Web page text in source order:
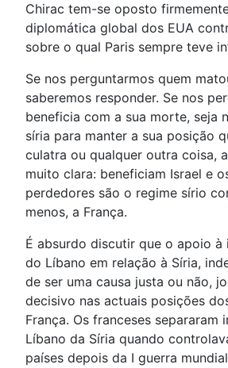
Chirac tem-se oposto
diplomática global dos EUA
sobre o qual Paris sempre teve
Se nos perguntarmos quem
saberemos responder. Se nos
beneficia com a sua morte, seja
síria para manter a sua posição
culatra ou qualquer outra coisa,
muito clara: beneficiam Israel e
perdedores são o regime sírio
menos, a França.
É absurdo discutir que o apoio à
do Líbano em relação à Síria,
de ser uma causa justa ou não,
decisivo nas actuais posições
França. Os franceses separaram
Líbano da Síria quando
países depois da I guerra